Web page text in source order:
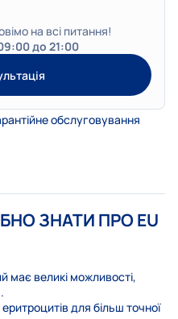
на всі питання!
до 21:00
обслуговування
ЗНАТИ ПРО EU
має великі можливості,
для більш точної